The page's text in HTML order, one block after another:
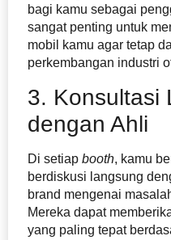
bagi kamu sebagai
sangat penting untuk
mobil kamu agar tetap
perkembangan industri
3. Konsultasi
dengan Ahli
Di setiap booth, kamu
berdiskusi langsung
brand mengenai
Mereka dapat
yang paling tepat